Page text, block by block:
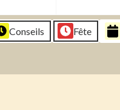
2026
Conseils Fête